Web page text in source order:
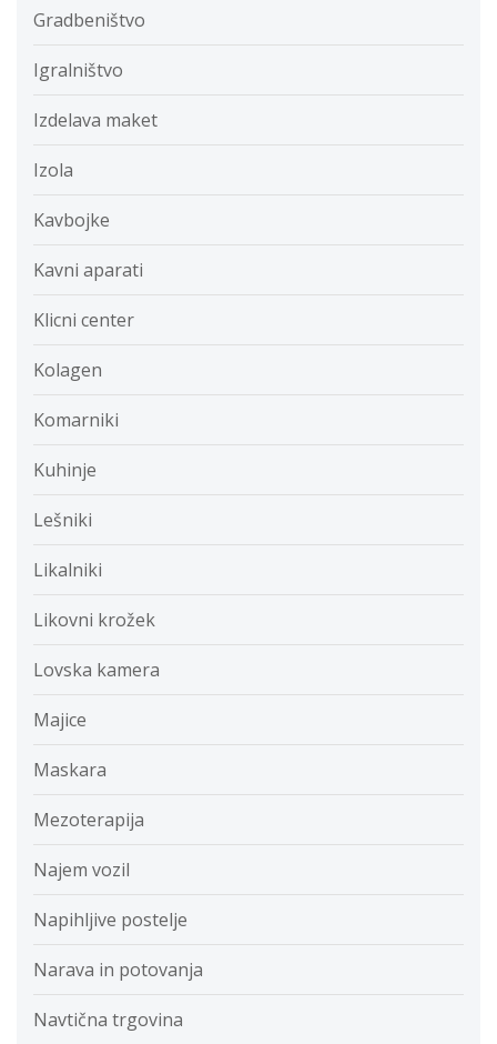
Gradbeništvo
Igralništvo
Izdelava maket
Izola
Kavbojke
Kavni aparati
Klicni center
Kolagen
Komarniki
Kuhinje
Lešniki
Likalniki
Likovni krožek
Lovska kamera
Majice
Maskara
Mezoterapija
Najem vozil
Napihljive postelje
Narava in potovanja
Navtična trgovina